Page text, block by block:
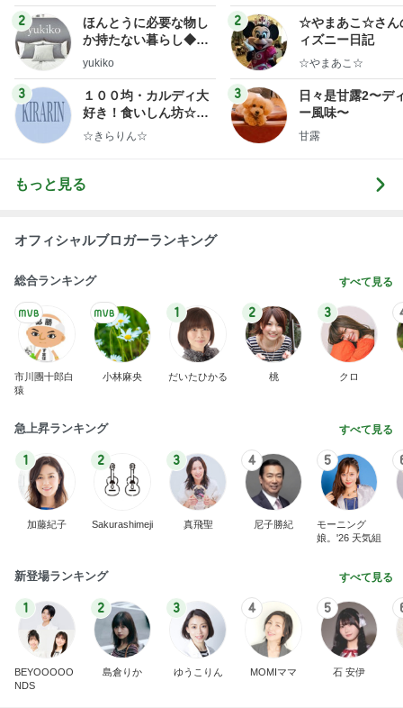
2
ほんとうに必要な物し
か持たない暮らし◆Ke
ep Life Simple◆〜イ
yukiko
3
１００均・カルディ大
好き！食いしん坊☆き
らりん☆のブログ
☆きらりん☆
ログ
2
☆やまあこ☆さん
ィズニー日記
☆やまあこ☆
3
日々是甘露2〜デ
ー風味〜
甘露
もっと見る
オフィシャルブロガーランキング
総合ランキング すべて見る
市川團十郎白
猿
小林麻央
1
だいたひかる
2
桃
3
クロ
急上昇ランキング すべて見る
1
加藤紀子
2
Sakurashimeji
3
真飛聖
4
尼子勝紀
5
モーニング
娘。'26 天気組
新登場ランキング すべて見る
1
BEYOOOOO
NDS
2
島倉りか
3
ゆうこりん
4
MOMIママ
5
石 安伊